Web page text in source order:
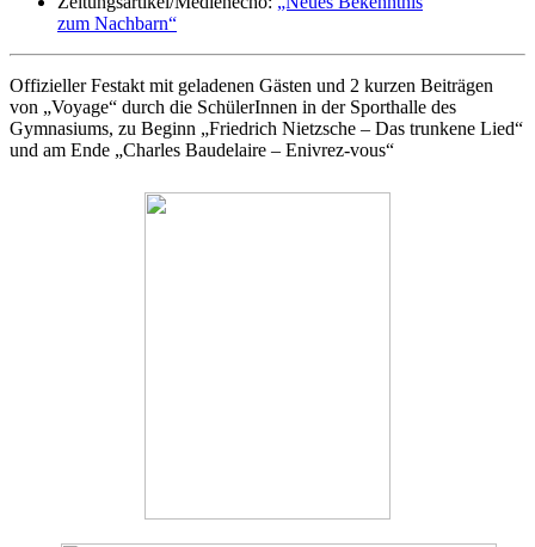
zum Nachbarn“
Offizieller Festakt mit geladenen Gästen und 2 kurzen Beiträgen
von „Voyage“ durch die SchülerInnen in der Sporthalle des
Gymnasiums, zu Beginn „Friedrich Nietzsche – Das trunkene Lied“
und am Ende „Charles Baudelaire – Enivrez-vous“